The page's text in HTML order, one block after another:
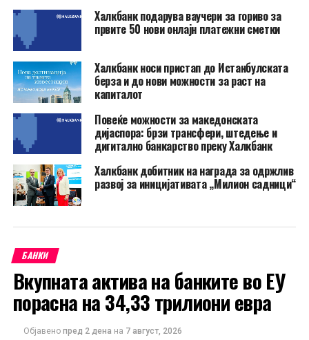
Халкбанк подарува ваучери за гориво за
првите 50 нови онлајн платежни сметки
Халкбанк носи пристап до Истанбулската
берза и до нови можности за раст на
капиталот
Повеќе можности за македонската
дијаспора: брзи трансфери, штедење и
дигитално банкарство преку Халкбанк
Халкбанк добитник на награда за одржлив
развој за иницијативата „Милион садници“
БАНКИ
Вкупната актива на банките во ЕУ
порасна на 34,33 трилиони евра
Објавено пред 2 дена на 7 август, 2026